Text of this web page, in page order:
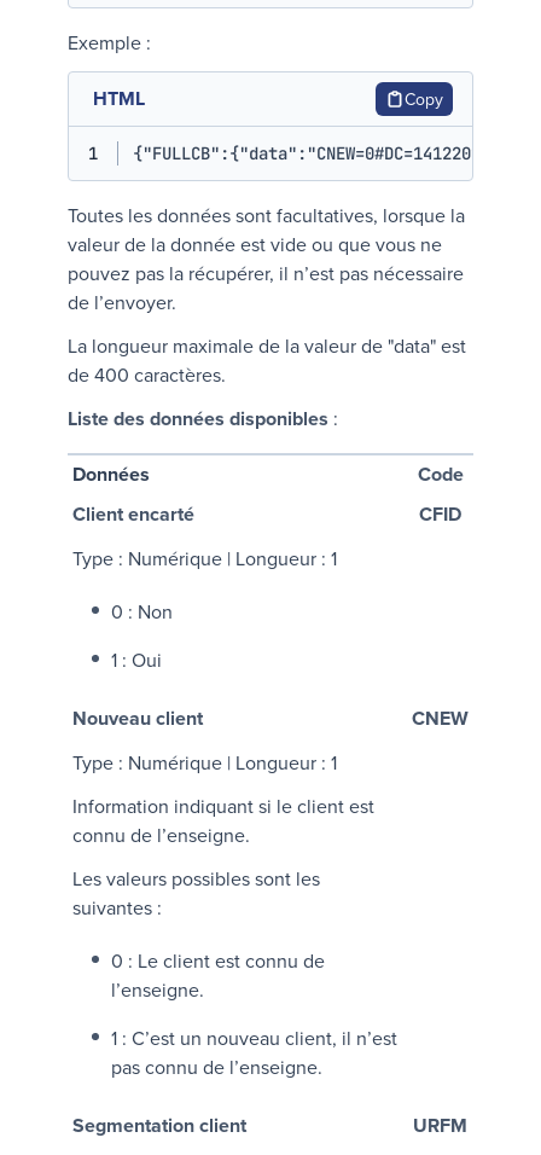
Exemple :
HTML Copy
1 {"FULLCB":{"data":"CNEW=0#DC=14122021"}}
Toutes les données sont facultatives, lorsque la
valeur de la donnée est vide ou que vous ne
pouvez pas la récupérer, il n’est pas nécessaire
de l’envoyer.
La longueur maximale de la valeur de "data" est
de 400 caractères.
Liste des données disponibles :
Données
Code
Client encarté
Type : Numérique | Longueur : 1
0 : Non
1 : Oui
CFID
Nouveau client
Type : Numérique | Longueur : 1
Information indiquant si le client est
connu de l’enseigne.
Les valeurs possibles sont les
suivantes :
0 : Le client est connu de
l’enseigne.
1 : C’est un nouveau client, il n’est
pas connu de l’enseigne.
CNEW
Segmentation client URFM